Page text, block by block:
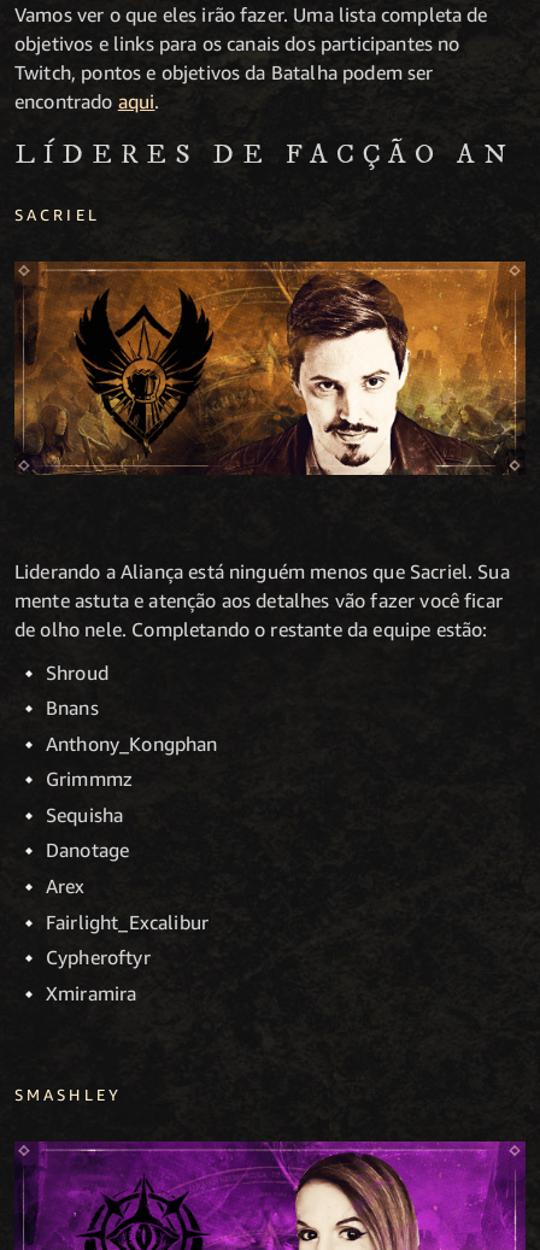
Vamos ver o que eles irão fazer. Uma lista completa de
objetivos e links para os canais dos participantes no
Twitch, pontos e objetivos da Batalha podem ser
encontrado aqui.
LÍDERES DE FACÇÃO AN
SACRIEL
Liderando a Aliança está ninguém menos que Sacriel. Sua
mente astuta e atenção aos detalhes vão fazer você ficar
de olho nele. Completando o restante da equipe estão:
Shroud
Bnans
Anthony_Kongphan
Grimmmz
Sequisha
Danotage
Arex
Fairlight_Excalibur
Cypheroftyr
Xmiramira
SMASHLEY